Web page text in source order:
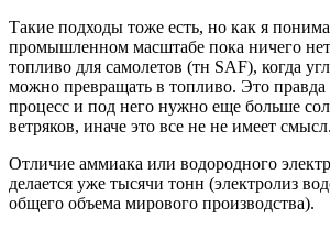
Такие подходы тоже есть, но как я
промышленном масштабе пока ничего
топливо для самолетов (тн SAF), когда
можно превращать в топливо. Это правда
процесс и под него нужно еще больше
ветряков, иначе это все не не имеет смысл.
Отличие аммиака или водородного
делается уже тысячи тонн (электролиз
общего объема мирового производства).